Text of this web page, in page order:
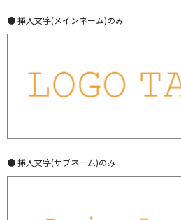
● 挿入文字(メインネーム)のみ
● 挿入文字(サブネーム)のみ